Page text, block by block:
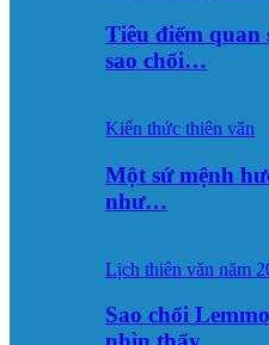
Tiêu điểm
sao chổi…
Kiến thức thiên văn
Một sứ mệnh
như…
Lịch thiên văn năm
Sao chổi